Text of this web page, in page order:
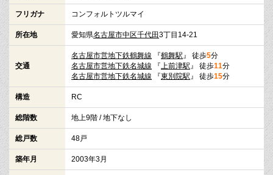
フリガナ コンフォルトツルマイ
所在地 愛知県名古屋市中区千代田3丁目14-21
交通
名古屋市営地下鉄鶴舞線 『鶴舞駅 』 徒歩5分
名古屋市営地下鉄名城線 『 上前津駅 』 徒歩11分
名古屋市営地下鉄名城線 『東別院駅 』 徒歩15分
構造 RC
総階数 地上9階 / 地下なし
総戸数 48戸
築年月 2003年3月